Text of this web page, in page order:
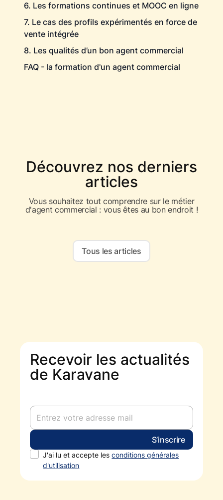
6. Les formations continues et MOOC en ligne
7. Le cas des profils expérimentés en force de
vente intégrée
8. Les qualités d’un bon agent commercial
FAQ - la formation d'un agent commercial
Découvrez nos derniers
articles
Vous souhaitez tout comprendre sur le métier
d'agent commercial : vous êtes au bon endroit !
Tous les articles
Recevoir les actualités
de Karavane
J'ai lu et accepte lesconditions générales
d'utilisation